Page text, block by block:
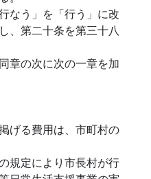
なう」を「行う」に改
、第二十条を第三十八
章の次に次の一章を加
げる費用は、市町村の
規定により市長村が行